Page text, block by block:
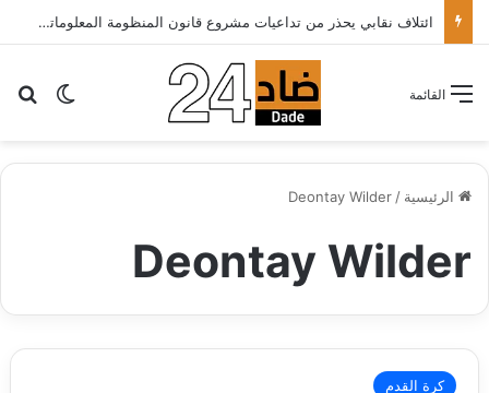
ائتلاف نقابي يحذر من تداعيات مشروع قانون المنظومة المعلوماتية الصحية ويدعو الحكومة إلى إعادة النظر فيه..
الوضع القائمة
الرئيسية /
Deontay Wilder
Deontay Wilder
كرة القدم